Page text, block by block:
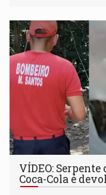
VÍDEO:
Coca-Cola é